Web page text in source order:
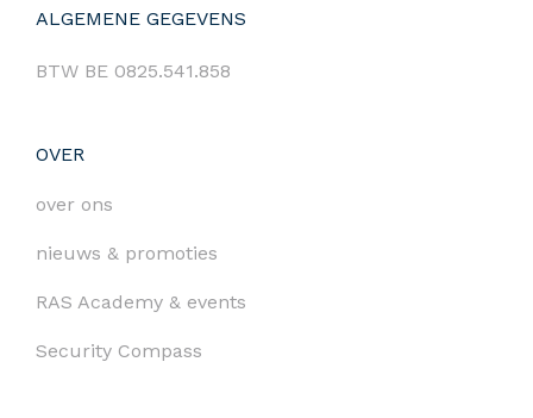
ALGEMENE GEGEVENS
BTW BE 0825.541.858
OVER
over ons
nieuws & promoties
RAS Academy & events
Security Compass